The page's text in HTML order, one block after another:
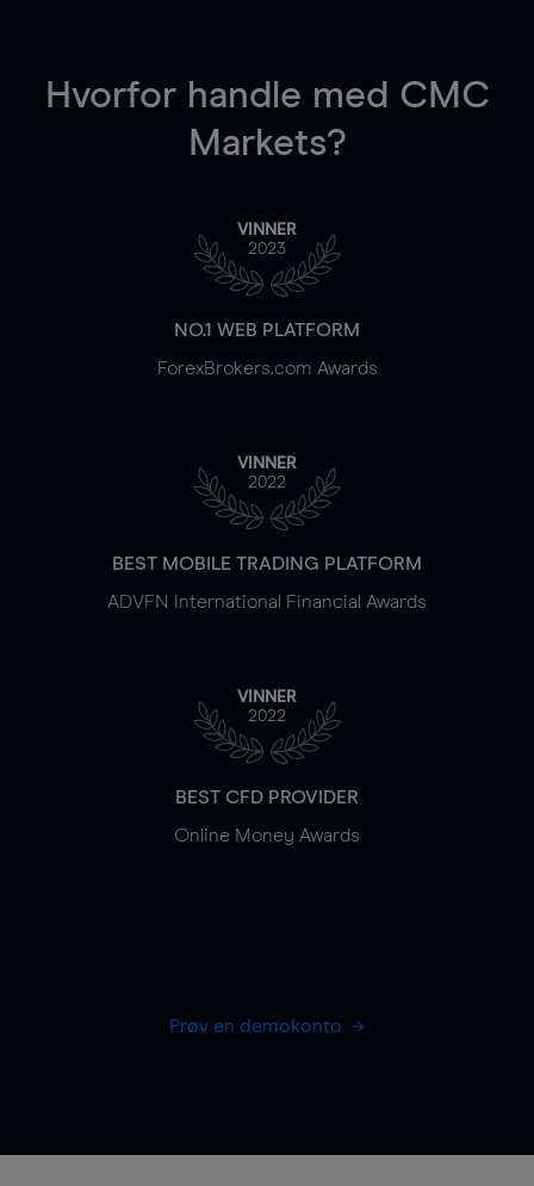
Hvorfor handle med CMC
Markets?
VINNER
2023
NO.1 WEB PLATFORM
ForexBrokers.com Awards
VINNER
2022
BEST MOBILE TRADING PLATFORM
ADVFN International Financial Awards
VINNER
2022
BEST CFD PROVIDER
Online Money Awards
Prøv en demokonto